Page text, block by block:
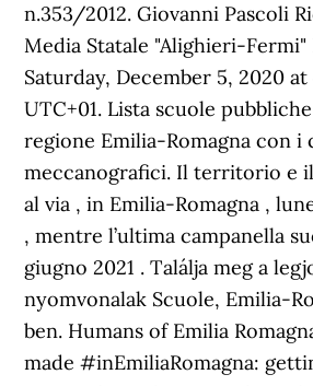
n.353/2012. Giovanni Pascoli
Media Statale "Alighieri-Fermi"
Saturday, December 5, 2020
UTC+01. Lista scuole
regione Emilia-Romagna con i
meccanografici. Il territorio e
al via , in Emilia-Romagna ,
, mentre l’ultima campanella
giugno 2021 . Találja meg a
nyomvonalak Scuole, Emilia-
ben. Humans of Emilia
made #inEmiliaRomagna: